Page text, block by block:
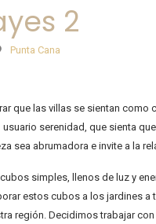
2
Punta Cana
que las villas se sientan
serenidad, que sienta
sea abrumadora e invite a la
simples, llenos de luz y
estos cubos a los jardines a
región. Decidimos trabajar